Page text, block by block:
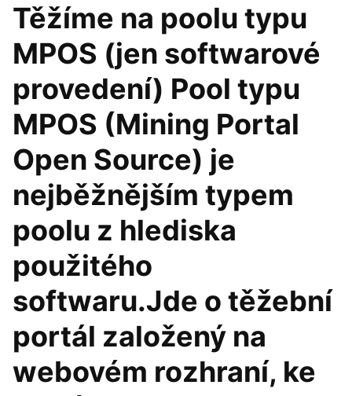
Těžíme na poolu typu
MPOS (jen softwarové
provedení) Pool typu
MPOS (Mining Portal
Open Source) je
nejběžnějším typem
poolu z hlediska
použitého
softwaru.Jde o těžební
portál založený na
webovém rozhraní, ke